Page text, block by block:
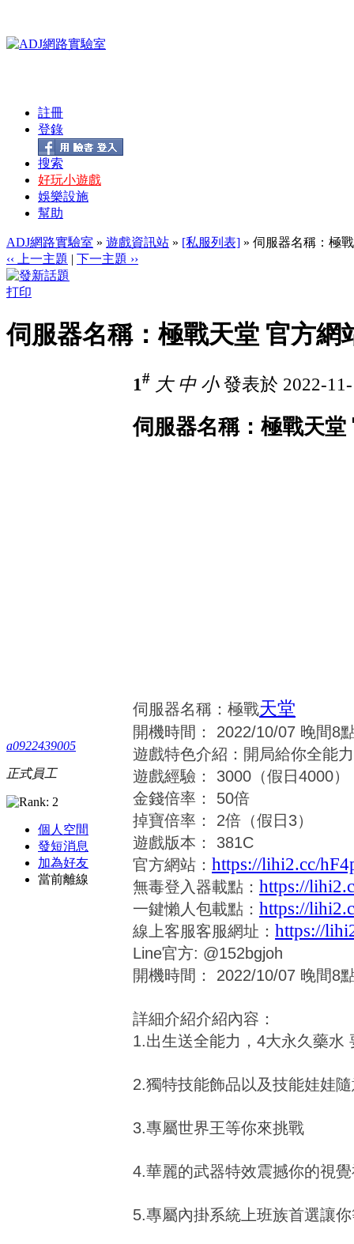
註冊
登錄
搜索
好玩小遊戲
娛樂設施
幫助
ADJ網路實驗室 » 遊戲資訊站 » [私服列表] » 伺服器名稱：極
‹‹ 上一主題 | 下一主題 ››
打印
伺服器名稱：極戰天堂 官方網
a0922439005
正式員工
個人空間
發短消息
加為好友
當前離線
1# 大 中 小發表於 2022-
伺服器名稱：極戰天
伺服器名稱：極戰天堂
開機時間： 2022/10/07 晚間8
遊戲特色介紹：開局給你全能
遊戲經驗： 3000（假日4000）
金錢倍率： 50倍
掉寶倍率： 2倍（假日3）
遊戲版本： 381C
官方網站： https://lihi2.cc/
無毒登入器載點： https://
一鍵懶人包載點： https://
線上客服客服網址： https://
Line官方: @152bgjoh
開機時間： 2022/10/07 晚間8
詳細介紹介紹內容：
1.出生送全能力，4大永久藥水
2.獨特技能飾品以及技能娃娃
3.專屬世界王等你來挑戰
4.華麗的武器特效震撼你的視
5.專屬內掛系統上班族首選讓